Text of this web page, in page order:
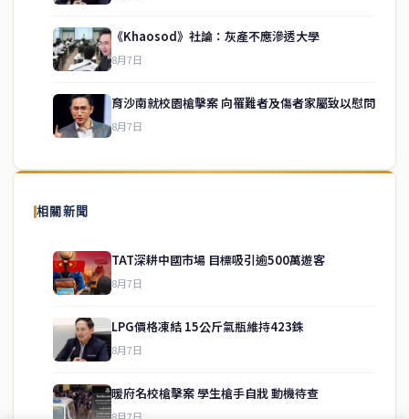
《Khaosod》社論：灰產不應滲透大學
8月7日
育沙南就校園槍擊案 向罹難者及傷者家屬致以慰問
8月7日
相關新聞
TAT深耕中國市場 目標吸引逾500萬遊客
8月7日
LPG價格凍結 15公斤氣瓶維持423銖
8月7日
暖府名校槍擊案 學生槍手自戕 動機待查
8月7日
關於我們
泰國中文新聞（TCN）是一家總部設於曼谷的中文新聞媒體，致力於
供即時、客觀、多元的中文新聞內容。
房地產
service@thaichinesenews.com